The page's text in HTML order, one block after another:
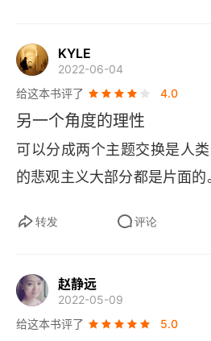
KYLE
2022-06-04
给这本书评了
4.0
另一个角度的理性
可以分成两个主题交换是人
的悲观主义大部分都是片面的
转发 评论
赵静远
2022-05-09
给这本书评了
5.0